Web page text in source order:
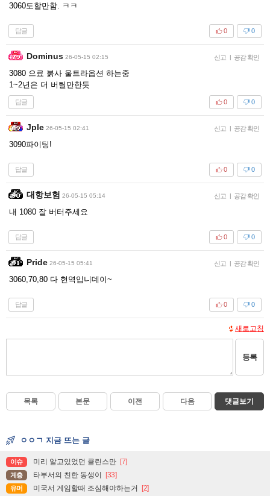
3060도할만함. ㅋㅋ
답글 0
0
Dominus 26-05-15 02:15 신고 | 공감 확인
3080 으료 붉사 울트라옵션 하는중
1~2년은 더 버틸만한듯
답글 0
0
Jple 26-05-15 02:41 신고 | 공감 확인
3090파이팅!
답글 0
0
대항보험 26-05-15 05:14 신고 | 공감 확인
내 1080 잘 버터주세요
답글 0
0
Pride 26-05-15 05:41 신고 | 공감 확인
3060,70,80 다 현역입니데이~
답글 0
0
새로고침
등록
목록 본문 이전 다음 댓글보기
ㅇㅇㄱ 지금 뜨는 글
이슈 미리 알고있었던 클린스만 [7]
계층 타부서의 친한 동생이 [33]
유머 미국서 게임할때 조심해야하는거 [2]